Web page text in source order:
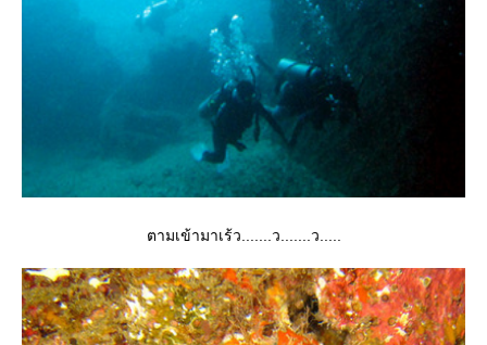
ตามเข้ามาเร้ว.......ว.......ว.....